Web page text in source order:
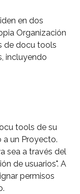
en dos
Organización
de docu tools
incluyendo
tools de su
a un Proyecto.
sea a través del
de usuarios". A
permisos